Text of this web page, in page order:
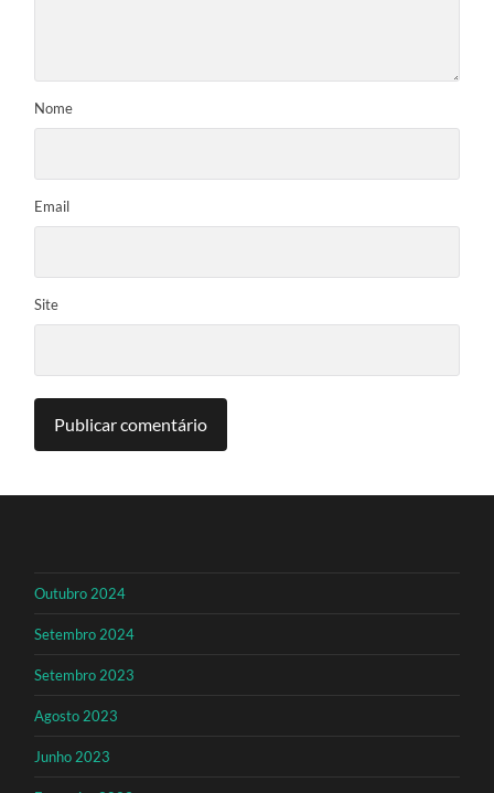
Nome
Email
Site
Outubro 2024
Setembro 2024
Setembro 2023
Agosto 2023
Junho 2023